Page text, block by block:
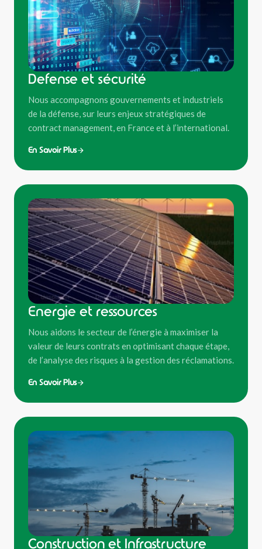
Defense et sécurité
Nous accompagnons gouvernements et industriels
de la défense, sur leurs enjeux stratégiques de
contract management, en France et à l’international.
En Savoir Plus
Energie et ressources
Nous aidons le secteur de l’énergie à maximiser la
valeur de leurs contrats en optimisant chaque étape,
de l’analyse des risques à la gestion des réclamations.
En Savoir Plus
Construction et Infrastructure